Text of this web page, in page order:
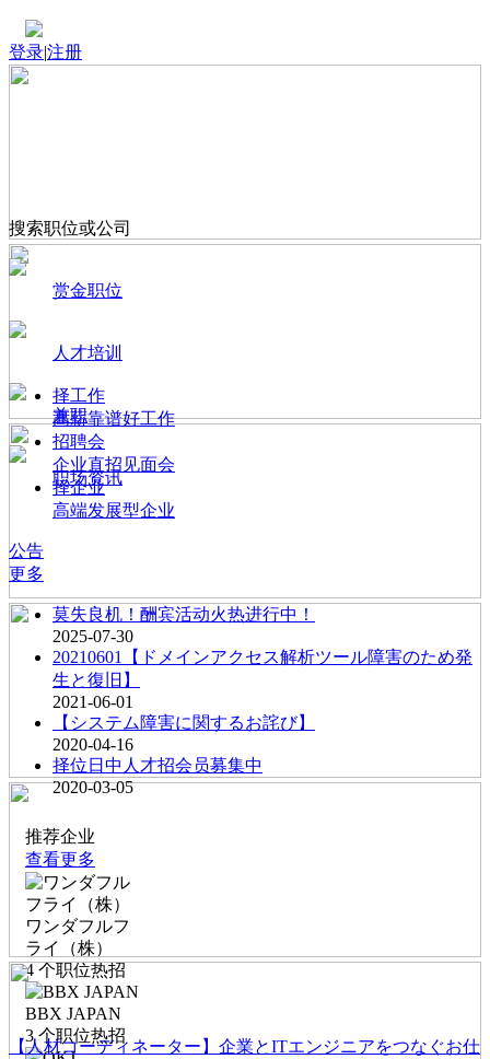
登录|注册
搜索职位或公司
赏金职位
人才培训
兼职
职场资讯
择工作
高薪靠谱好工作
招聘会
企业直招见面会
择企业
高端发展型企业
公告
更多
莫失良机！酬宾活动火热进行中！
2025-07-30
20210601【ドメインアクセス解析ツール障害のため発
生と復旧】
2021-06-01
【システム障害に関するお詫び】
2020-04-16
择位日中人才招会员募集中
2020-03-05
推荐企业
查看更多
ワンダフルフ
ライ（株）
4 个职位热招
BBX JAPAN
3个职位热招
【人材コーディネーター】企業とITエンジニアをつなぐお仕